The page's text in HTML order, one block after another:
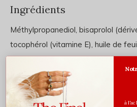
Ingrédients
Méthylpropanediol, bisaprolol
tocophérol (vitamine E), huile de
citriodora, carnosine et Chardon-
Évaluations à